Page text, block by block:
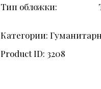
Тип обложки
Категории:
Product ID: 3208